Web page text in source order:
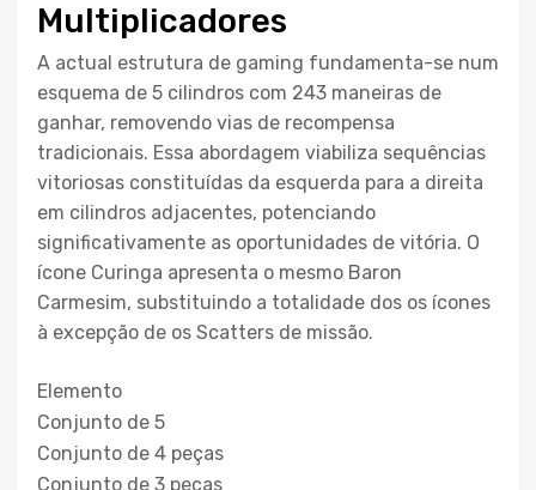
Multiplicadores
A actual estrutura de gaming fundamenta-se num
esquema de 5 cilindros com 243 maneiras de
ganhar, removendo vias de recompensa
tradicionais. Essa abordagem viabiliza sequências
vitoriosas constituídas da esquerda para a direita
em cilindros adjacentes, potenciando
significativamente as oportunidades de vitória. O
ícone Curinga apresenta o mesmo Baron
Carmesim, substituindo a totalidade dos os ícones
à excepção de os Scatters de missão.
Elemento
Conjunto de 5
Conjunto de 4 peças
Conjunto de 3 peças